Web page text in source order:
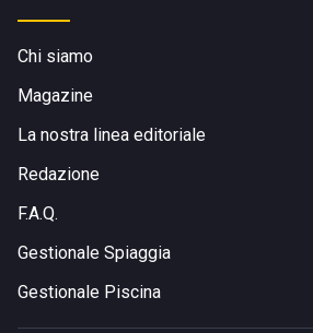
Chi siamo
Magazine
La nostra linea editoriale
Redazione
F.A.Q.
Gestionale Spiaggia
Gestionale Piscina